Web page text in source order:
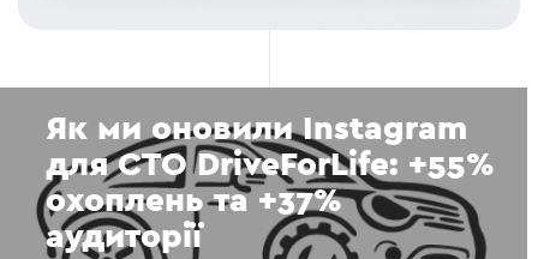
Як ми оновили Instagram
для СТО DriveForLife: +55%
охоплень та +37%
аудиторії